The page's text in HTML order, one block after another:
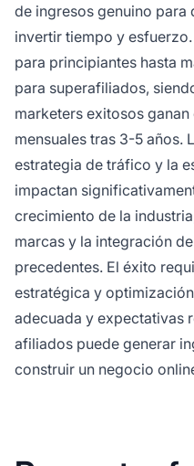
de ingresos genuino para
invertir tiempo y
para principiantes hasta
para superafiliados,
marketers exitosos
mensuales tras 3-5 años.
estrategia de tráfico y la
impactan
crecimiento de la
marcas y la integración
precedentes. El éxito
estratégica y
adecuada y expectativas
afiliados puede generar
construir un negocio